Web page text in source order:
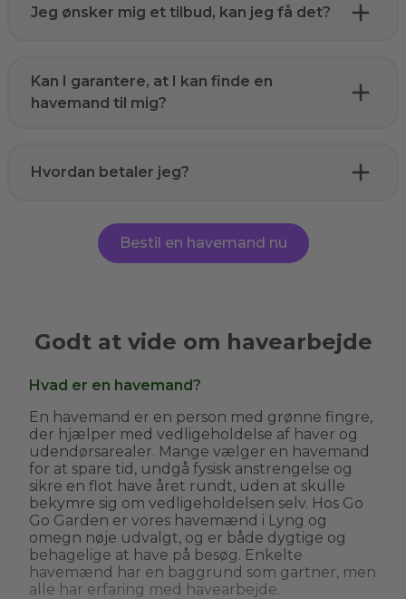
Jeg ønsker mig et tilbud, kan jeg få det?
Kan I garantere, at I kan finde en
havemand til mig?
Hvordan betaler jeg?
Bestil en havemand nu
Godt at vide om havearbejde
Hvad er en havemand?
En havemand er en person med grønne fingre,
der hjælper med vedligeholdelse af haver og
udendørsarealer. Mange vælger en havemand
for at spare tid, undgå fysisk anstrengelse og
sikre en flot have året rundt, uden at skulle
bekymre sig om vedligeholdelsen selv. Hos Go
Go Garden er vores havemænd i Lyng og
omegn nøje udvalgt, og er både dygtige og
behagelige at have på besøg. Enkelte
havemænd har en baggrund som gartner, men
alle har erfaring med havearbejde.